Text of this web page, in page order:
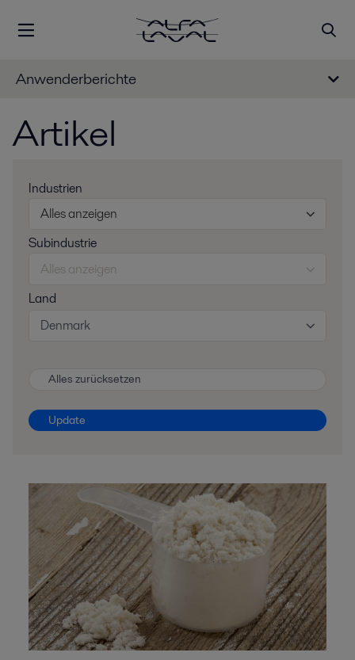
Anwenderberichte
Artikel
Industrien
Alles anzeigen
Subindustrie
Alles anzeigen
Land
Denmark
Alles zurücksetzen
Update